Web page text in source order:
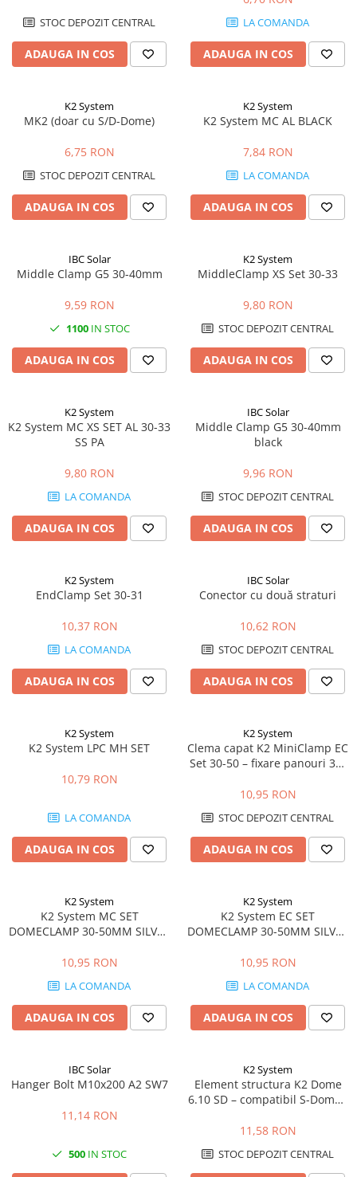
STOC DEPOZIT CENTRAL
ADAUGA IN COS
LA COMANDA
ADAUGA IN COS
K2 System
MK2 (doar cu S/D-Dome)
6,75 RON
STOC DEPOZIT CENTRAL
ADAUGA IN COS
K2 System
K2 System MC AL BLACK
7,84 RON
LA COMANDA
ADAUGA IN COS
IBC Solar
Middle Clamp G5 30-40mm
9,59 RON
1100IN STOC
ADAUGA IN COS
K2 System
MiddleClamp XS Set 30-33
9,80 RON
STOC DEPOZIT CENTRAL
ADAUGA IN COS
K2 System
K2 System MC XS SET AL 30-33
SS PA
9,80 RON
LA COMANDA
ADAUGA IN COS
IBC Solar
Middle Clamp G5 30-40mm
black
9,96 RON
STOC DEPOZIT CENTRAL
ADAUGA IN COS
K2 System
EndClamp Set 30-31
10,37 RON
LA COMANDA
ADAUGA IN COS
IBC Solar
Conector cu două straturi
10,62 RON
STOC DEPOZIT CENTRAL
ADAUGA IN COS
K2 System
K2 System LPC MH SET
10,79 RON
LA COMANDA
ADAUGA IN COS
K2 System
Clema capat K2 MiniClamp EC
Set 30-50 – fixare panouri 30-
10,95 RON
STOC DEPOZIT CENTRAL
ADAUGA IN COS
K2 System
K2 System MC SET
DOMECLAMP 30-50MM SILVER
10,95 RON
LA COMANDA
ADAUGA IN COS
K2 System
K2 System EC SET
DOMECLAMP 30-50MM SILVER
10,95 RON
LA COMANDA
ADAUGA IN COS
IBC Solar
Hanger Bolt M10x200 A2 SW7
11,14 RON
500 IN STOC
K2 System
Element structura K2 Dome
6.10 SD – compatibil S-Dome /
11,58 RON
STOC DEPOZIT CENTRAL